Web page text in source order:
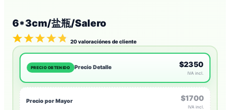
6*3cm/盐瓶/Salero
20valoraciónes de cliente
PRECIO OBTENIDO Precio Detalle $2350
IVA incl.
Precio por Mayor $1700
IVA incl.